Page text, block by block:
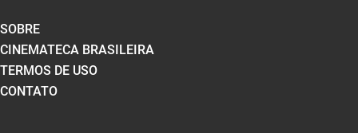
SOBRE
CINEMATECA BRASILEIRA
TERMOS DE USO
CONTATO